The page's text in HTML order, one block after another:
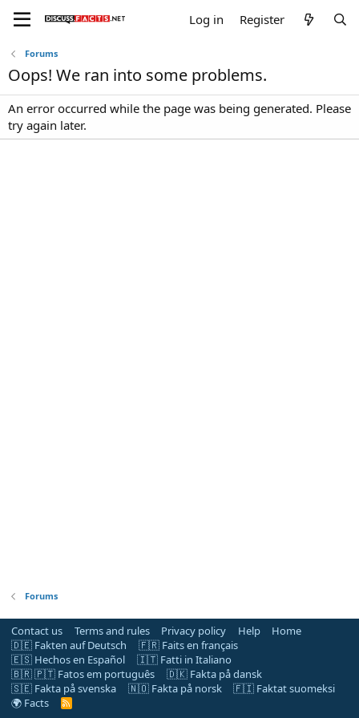
Log in Register
Forums
Oops! We ran into some problems.
An error occurred while the page was being generated. Please
try again later.
Forums
Contact us Terms and rules Privacy policy Help
Home
🇩🇪 Fakten auf Deutsch
🇫🇷 Faits en français
🇪🇸 Hechos en Español
🇮🇹 Fatti in Italiano
🇧🇷 🇵🇹 Fatos em português
🇩🇰 Fakta på dansk
🇸🇪 Fakta på svenska
🇳🇴 Fakta på norsk
🇫🇮 Faktat suomeksi
🌍 Facts
R